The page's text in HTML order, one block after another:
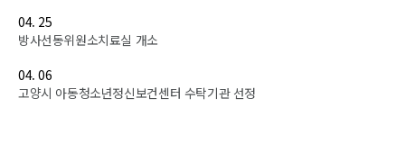
04. 25
방사선동위원소치료실 개소
04. 06
고양시 아동청소년정신보건센터 수탁기관 선정